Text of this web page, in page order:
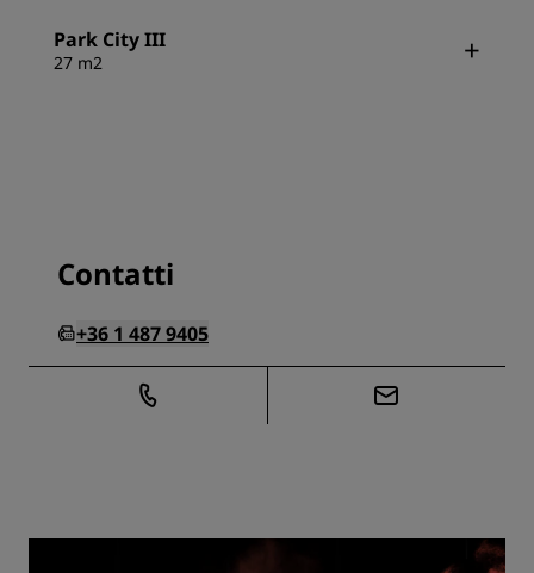
Park City III
27 m2
Contatti
+36 1 487 9405